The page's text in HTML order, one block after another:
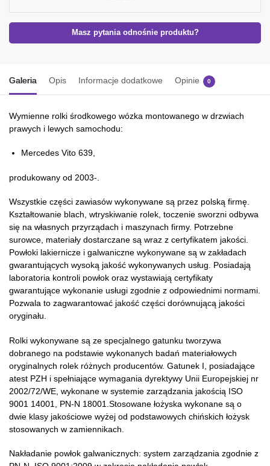
Masz pytania odnośnie produktu?
Galeria Opis Informacje dodatkowe Opinie 0
Wymienne rolki środkowego wózka montowanego w drzwiach
prawych i lewych samochodu:
Mercedes Vito 639,
produkowany od 2003-.
Wszystkie części zawiasów wykonywane są przez polską firmę.
Kształtowanie blach, wtryskiwanie rolek, toczenie sworzni odbywa
się na własnych przyrządach i maszynach firmy. Potrzebne
surowce, materiały dostarczane są wraz z certyfikatem jakości.
Powłoki lakiernicze i galwaniczne wykonywane są w zakładach
gwarantujących wysoką jakość wykonywanych usług. Posiadają
laboratoria kontroli powłok oraz wystawiają certyfikaty
gwarantujące wykonanie usługi zgodnie z odpowiednimi normami.
Pozwala to zagwarantować jakość części dorównującą jakości
oryginału.
Rolki wykonywane są ze specjalnego gatunku tworzywa
dobranego na podstawie wykonanych badań materiałowych
oryginalnych rolek różnych producentów. Gatunek I, posiadające
atest PZH i spełniające wymagania dyrektywy Unii Europejskiej nr
2002/72/WE, wykonane w systemie zarządzania jakością ISO
9001 14001, PN-N 18001.Stosowane łożyska wykonane są o
dwie klasy jakościowe wyżej od podstawowych chińskich łożysk
stosowanych w zamiennikach.
Nakładanie powłok galwanicznych: system zarządzania zgodnie z